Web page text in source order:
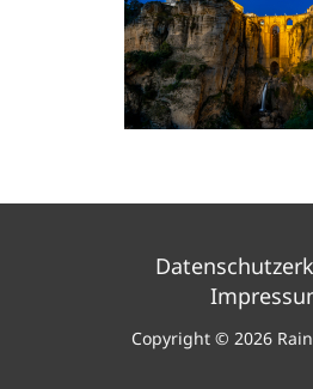
Copyright © 2026